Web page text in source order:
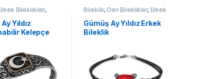
Bileklikleri,
GÜMÜŞ
Yıldız
Kelepçe
Bileklik, Deri Bileklikler, Erkek
Bileklikleri
GÜMÜŞ TAKI
Gümüş Ay Yıldız Erkek
Bileklik